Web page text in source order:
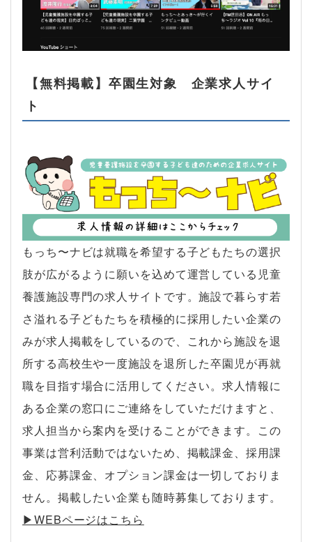
【無料掲載】卒園生対象 企業求人サイ
ト
もっち〜ナビは就職を希望する子どもたちの選択
肢が広がるように願いを込めて運営している児童
養護施設専門の求人サイトです。施設で暮らす若
さ溢れる子どもたちを積極的に採用したい企業の
みが求人掲載をしているので、これから施設を退
所する高校生や一度施設を退所した卒園児が再就
職を目指す場合に活用してください。求人情報に
ある企業の窓口にご連絡をしていただけますと、
求人担当から案内を受けることができます。この
事業は営利活動ではないため、掲載課金、採用課
金、応募課金、オプション課金は一切しておりま
せん。掲載したい企業も随時募集しております。
▶︎WEBページはこちら